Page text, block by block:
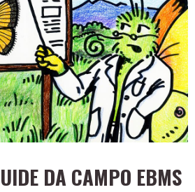
DA CAMPO EBMS